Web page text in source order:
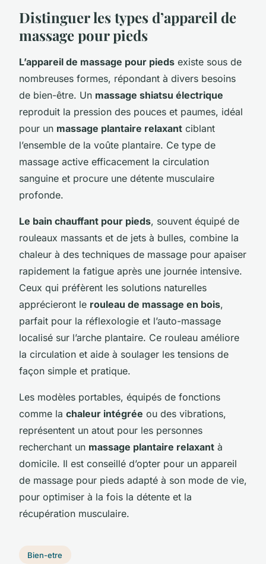
Distinguer les types d’appareil de
massage pour pieds
L’appareil de massage pour pieds existe sous de
nombreuses formes, répondant à divers besoins
de bien-être. Un massage shiatsu électrique
reproduit la pression des pouces et paumes, idéal
pour un massage plantaire relaxant ciblant
l’ensemble de la voûte plantaire. Ce type de
massage active efficacement la circulation
sanguine et procure une détente musculaire
profonde.
Le bain chauffant pour pieds, souvent équipé de
rouleaux massants et de jets à bulles, combine la
chaleur à des techniques de massage pour apaiser
rapidement la fatigue après une journée intensive.
Ceux qui préfèrent les solutions naturelles
apprécieront le rouleau de massage en bois,
parfait pour la réflexologie et l’auto-massage
localisé sur l’arche plantaire. Ce rouleau améliore
la circulation et aide à soulager les tensions de
façon simple et pratique.
Les modèles portables, équipés de fonctions
comme la chaleur intégrée ou des vibrations,
représentent un atout pour les personnes
recherchant un massage plantaire relaxant à
domicile. Il est conseillé d’opter pour un appareil
de massage pour pieds adapté à son mode de vie,
pour optimiser à la fois la détente et la
récupération musculaire.
Bien-etre